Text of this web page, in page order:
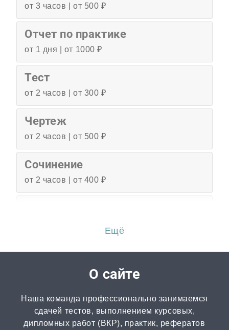
от 3 часов | от 500 ₽
Отчет по практике
от 1 дня | от 1000 ₽
Тест
от 2 часов | от 300 ₽
Чертеж
от 2 часов | от 500 ₽
Сочинение
от 2 часов | от 400 ₽
Перевод
от 2 часов | от 300 ₽
Диссертация
от 15 дней | от 15000 ₽
Ещё
О сайте
Наша команда профессионально занимаемся
сдачей тестов, выполнением курсовых,
дипломных работ (ВКР), практик, рефератов